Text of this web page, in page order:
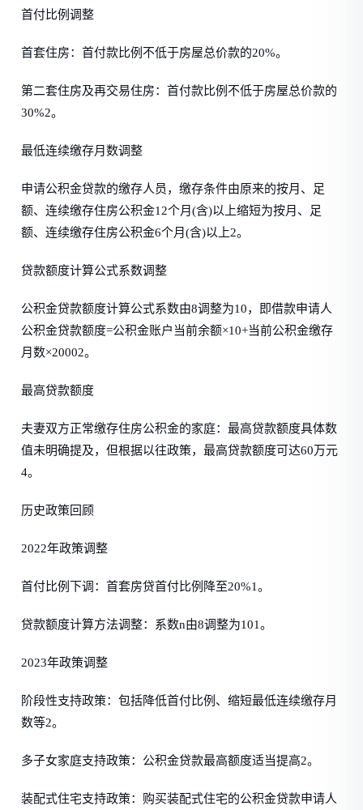
首付比例调整
首套住房：首付款比例不低于房屋总价款的20%。
第二套住房及再交易住房：首付款比例不低于房屋总价款的
30%2。
最低连续缴存月数调整
申请公积金贷款的缴存人员，缴存条件由原来的按月、足
额、连续缴存住房公积金12个月(含)以上缩短为按月、足
额、连续缴存住房公积金6个月(含)以上2。
贷款额度计算公式系数调整
公积金贷款额度计算公式系数由8调整为10，即借款申请人
公积金贷款额度=公积金账户当前余额×10+当前公积金缴存
月数×20002。
最高贷款额度
夫妻双方正常缴存住房公积金的家庭：最高贷款额度具体数
值未明确提及，但根据以往政策，最高贷款额度可达60万元
4。
历史政策回顾
2022年政策调整
首付比例下调：首套房贷首付比例降至20%1。
贷款额度计算方法调整：系数n由8调整为101。
2023年政策调整
阶段性支持政策：包括降低首付比例、缩短最低连续缴存月
数等2。
多子女家庭支持政策：公积金贷款最高额度适当提高2。
装配式住宅支持政策：购买装配式住宅的公积金贷款申请人